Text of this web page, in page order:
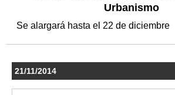
Urbanismo
Se alargará hasta el 22 de diciembre
21/11/2014